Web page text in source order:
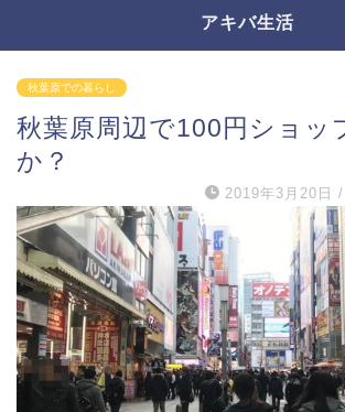
アキバ生活
秋葉原での暮らし
秋葉原周辺で100円ショッ
か？
2019年3月20日 /